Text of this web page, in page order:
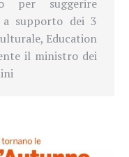
per suggerire
supporto dei 3
Education
il ministro dei